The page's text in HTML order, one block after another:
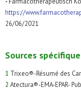
https://
26/06/2021
Sources
1 Trixeo®-Résumé des
2 Atectura®-EMA-EPAR-